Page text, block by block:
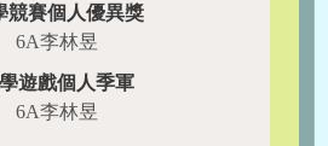
競賽個人優異獎
6A李林昱
遊戲個人季軍
6A李林昱